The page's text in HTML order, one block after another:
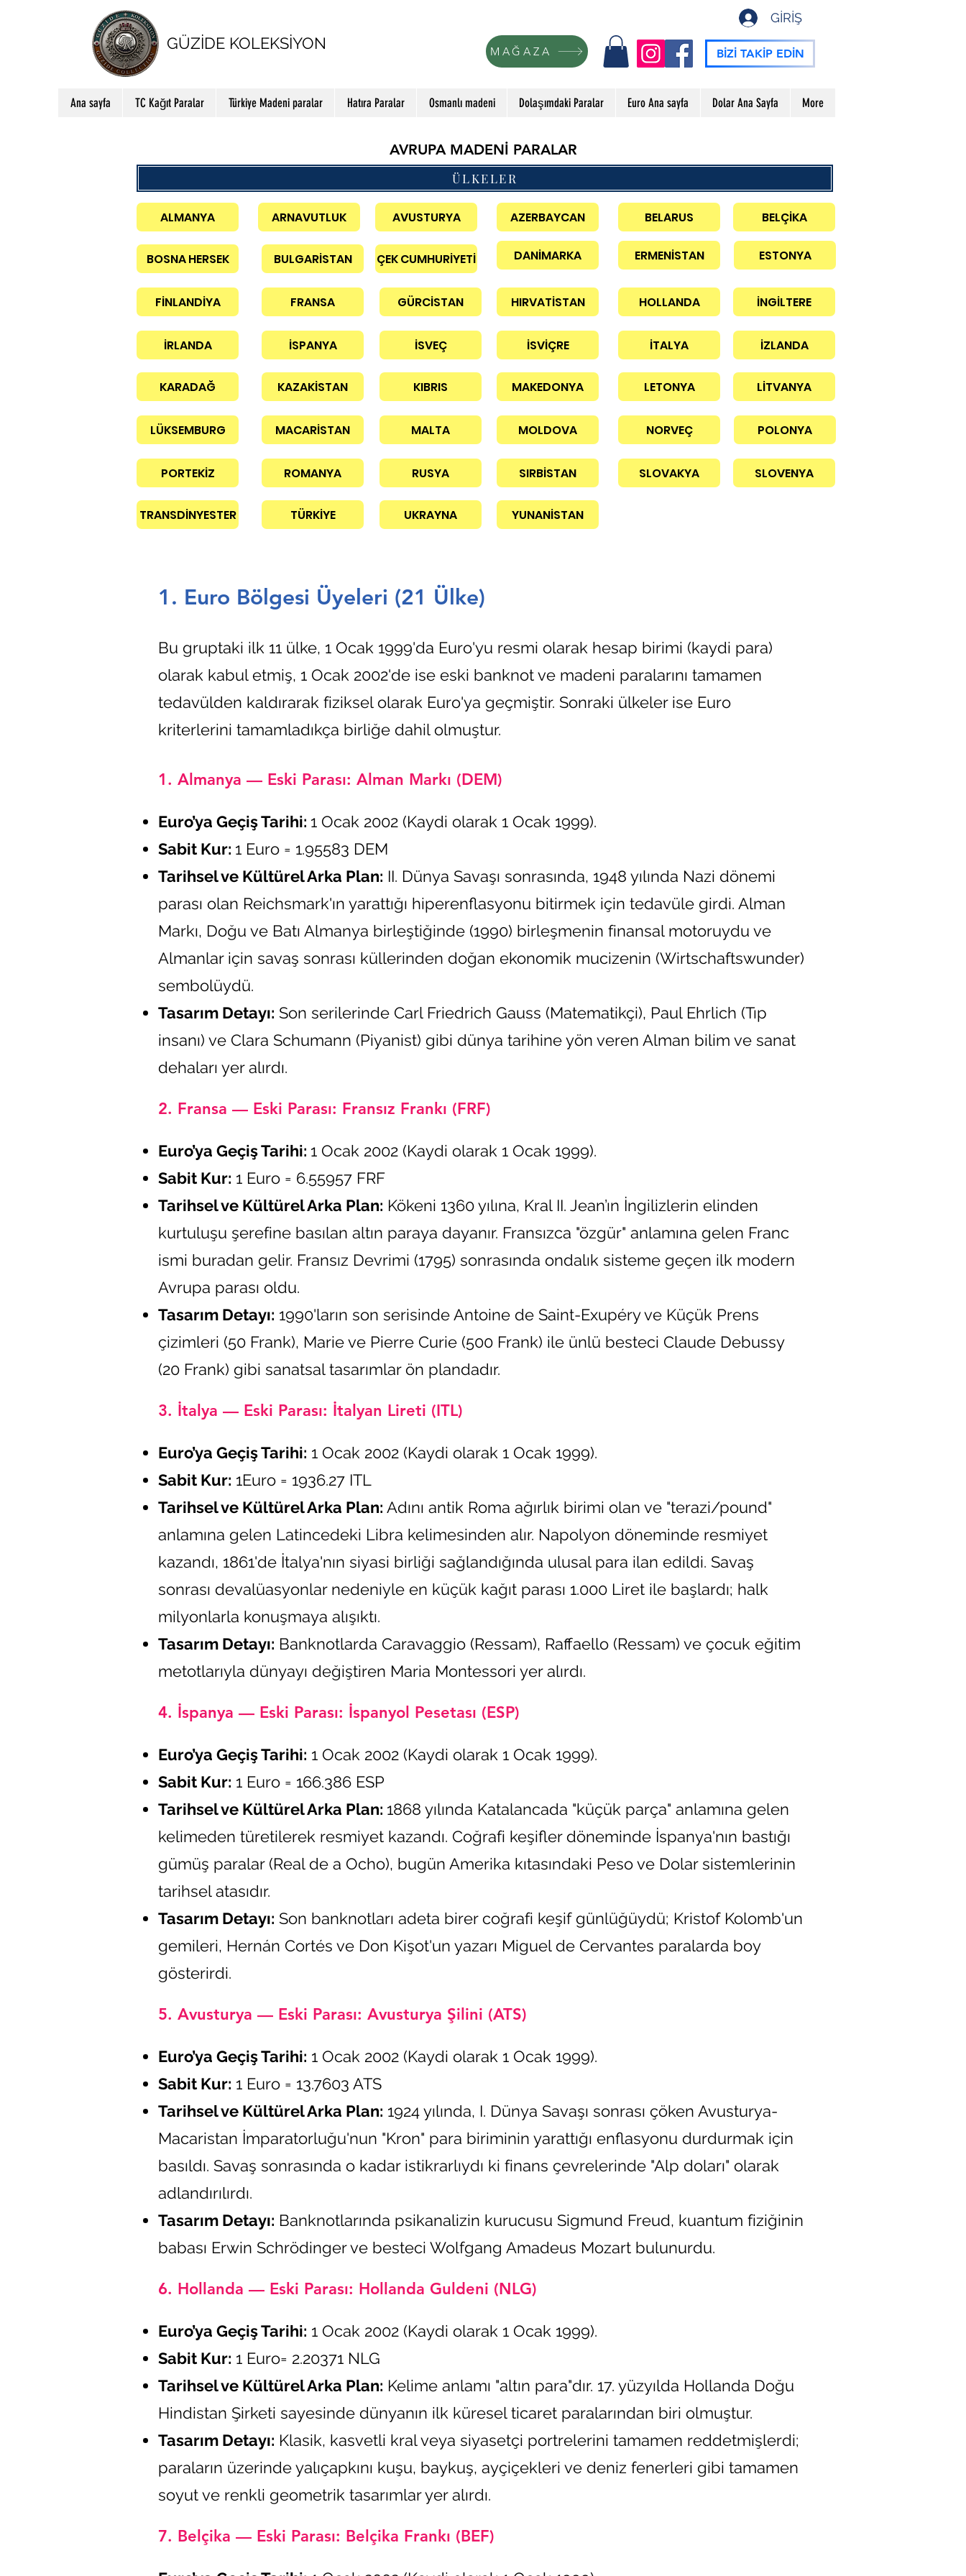
GÜZİDE KOLEKSİYON
GİRİŞ
MAĞAZA BİZİ TAKİP EDİN
Ana sayfa TC Kağıt Paralar Türkiye Madeni paralar Hatıra Paralar Osmanlı madeni Dolaşımdaki Paralar Euro Ana sayfa Dolar Ana Sayfa More
AVRUPA MADENİ PARALAR
ÜLKELER
ALMANYA
BOSNA HERSEK
FİNLANDİYA
İRLANDA
KARADAĞ
LÜKSEMBURG
PORTEKİZ
TRANSDİNYESTER
ARNAVUTLUK AVUSTURYA
BULGARİSTAN ÇEK CUMHURİYETİ
AZERBAYCAN
DANİMARKA
BELARUS
ERMENİSTAN
BELÇİKA
ESTONYA
FRANSA GÜRCİSTAN HIRVATİSTAN
İSPANYA İSVEÇ İSVİÇRE
KAZAKİSTAN KIBRIS MAKEDONYA
MACARİSTAN MALTA MOLDOVA
ROMANYA RUSYA SIRBİSTAN
TÜRKİYE UKRAYNA YUNANİSTAN
HOLLANDA İNGİLTERE
İTALYA İZLANDA
LETONYA LİTVANYA
NORVEÇ POLONYA
SLOVAKYA SLOVENYA
1. Euro Bölgesi Üyeleri (21 Ülke)
Bu gruptaki ilk 11 ülke, 1 Ocak 1999'da Euro'yu resmi olarak hesap birimi (kaydi para)
olarak kabul etmiş, 1 Ocak 2002'de ise eski banknot ve madeni paralarını tamamen
tedavülden kaldırarak fiziksel olarak Euro'ya geçmiştir. Sonraki ülkeler ise Euro
kriterlerini tamamladıkça birliğe dahil olmuştur.
1. Almanya — Eski Parası: Alman Markı (DEM)
Euro’ya Geçiş Tarihi: 1 Ocak 2002 (Kaydi olarak 1 Ocak 1999).
Sabit Kur: 1 Euro = 1.95583 DEM
Tarihsel ve Kültürel Arka Plan: II. Dünya Savaşı sonrasında, 1948 yılında Nazi dönemi
parası olan Reichsmark'ın yarattığı hiperenflasyonu bitirmek için tedavüle girdi. Alman
Markı, Doğu ve Batı Almanya birleştiğinde (1990) birleşmenin finansal motoruydu ve
Almanlar için savaş sonrası küllerinden doğan ekonomik mucizenin (Wirtschaftswunder)
sembolüydü.
Tasarım Detayı: Son serilerinde Carl Friedrich Gauss (Matematikçi), Paul Ehrlich (Tıp
insanı) ve Clara Schumann (Piyanist) gibi dünya tarihine yön veren Alman bilim ve sanat
dehaları yer alırdı.
2. Fransa — Eski Parası: Fransız Frankı (FRF)
Euro’ya Geçiş Tarihi: 1 Ocak 2002 (Kaydi olarak 1 Ocak 1999).
Sabit Kur: 1 Euro = 6.55957 FRF
Tarihsel ve Kültürel Arka Plan: Kökeni 1360 yılına, Kral II. Jean’ın İngilizlerin elinden
kurtuluşu şerefine basılan altın paraya dayanır. Fransızca "özgür" anlamına gelen Franc
ismi buradan gelir. Fransız Devrimi (1795) sonrasında ondalık sisteme geçen ilk modern
Avrupa parası oldu.
Tasarım Detayı: 1990'ların son serisinde Antoine de Saint-Exupéry ve Küçük Prens
çizimleri (50 Frank), Marie ve Pierre Curie (500 Frank) ile ünlü besteci Claude Debussy
(20 Frank) gibi sanatsal tasarımlar ön plandadır.
3. İtalya — Eski Parası: İtalyan Lireti (ITL)
Euro’ya Geçiş Tarihi: 1 Ocak 2002 (Kaydi olarak 1 Ocak 1999).
Sabit Kur: 1Euro = 1936.27 ITL
Tarihsel ve Kültürel Arka Plan: Adını antik Roma ağırlık birimi olan ve "terazi/pound"
anlamına gelen Latincedeki Libra kelimesinden alır. Napolyon döneminde resmiyet
kazandı, 1861'de İtalya'nın siyasi birliği sağlandığında ulusal para ilan edildi. Savaş
sonrası devalüasyonlar nedeniyle en küçük kağıt parası 1.000 Liret ile başlardı; halk
milyonlarla konuşmaya alışıktı.
Tasarım Detayı: Banknotlarda Caravaggio (Ressam), Raffaello (Ressam) ve çocuk eğitim
metotlarıyla dünyayı değiştiren Maria Montessori yer alırdı.
4. İspanya — Eski Parası: İspanyol Pesetası (ESP)
Euro’ya Geçiş Tarihi: 1 Ocak 2002 (Kaydi olarak 1 Ocak 1999).
Sabit Kur: 1 Euro = 166.386 ESP
Tarihsel ve Kültürel Arka Plan: 1868 yılında Katalancada "küçük parça" anlamına gelen
kelimeden türetilerek resmiyet kazandı. Coğrafi keşifler döneminde İspanya'nın bastığı
gümüş paralar (Real de a Ocho), bugün Amerika kıtasındaki Peso ve Dolar sistemlerinin
tarihsel atasıdır.
Tasarım Detayı: Son banknotları adeta birer coğrafi keşif günlüğüydü; Kristof Kolomb'un
gemileri, Hernán Cortés ve Don Kişot'un yazarı Miguel de Cervantes paralarda boy
gösterirdi.
5. Avusturya — Eski Parası: Avusturya Şilini (ATS)
Euro’ya Geçiş Tarihi: 1 Ocak 2002 (Kaydi olarak 1 Ocak 1999).
Sabit Kur: 1 Euro = 13.7603 ATS
Tarihsel ve Kültürel Arka Plan: 1924 yılında, I. Dünya Savaşı sonrası çöken Avusturya-
Macaristan İmparatorluğu'nun "Kron" para biriminin yarattığı enflasyonu durdurmak için
basıldı. Savaş sonrasında o kadar istikrarlıydı ki finans çevrelerinde "Alp doları" olarak
adlandırılırdı.
Tasarım Detayı: Banknotlarında psikanalizin kurucusu Sigmund Freud, kuantum fiziğinin
babası Erwin Schrödinger ve besteci Wolfgang Amadeus Mozart bulunurdu.
6. Hollanda — Eski Parası: Hollanda Guldeni (NLG)
Euro’ya Geçiş Tarihi: 1 Ocak 2002 (Kaydi olarak 1 Ocak 1999).
Sabit Kur: 1 Euro= 2.20371 NLG
Tarihsel ve Kültürel Arka Plan: Kelime anlamı "altın para"dır. 17. yüzyılda Hollanda Doğu
Hindistan Şirketi sayesinde dünyanın ilk küresel ticaret paralarından biri olmuştur.
Tasarım Detayı: Klasik, kasvetli kral veya siyasetçi portrelerini tamamen reddetmişlerdi;
paraların üzerinde yalıçapkını kuşu, baykuş, ayçiçekleri ve deniz fenerleri gibi tamamen
soyut ve renkli geometrik tasarımlar yer alırdı.
7. Belçika — Eski Parası: Belçika Frankı (BEF)